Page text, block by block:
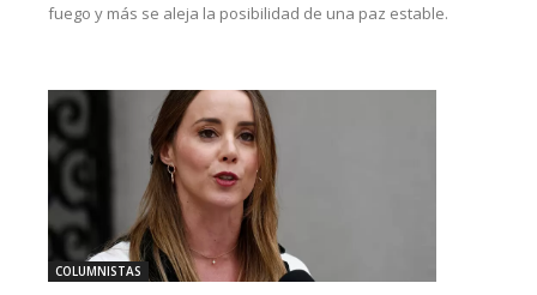
fuego y más se aleja la posibilidad de una paz estable.
COLUMNISTAS